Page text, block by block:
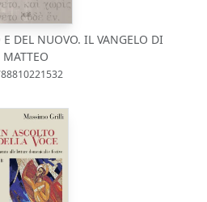
DEL NUOVO. IL VANGELO DI
MATTEO